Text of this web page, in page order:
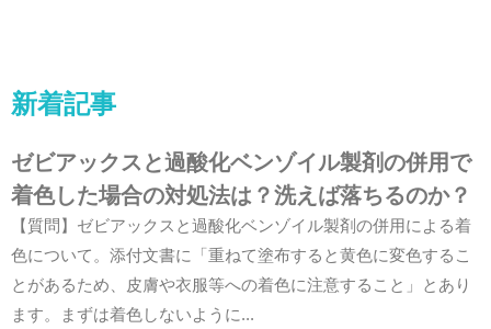
新着記事
ゼビアックスと過酸化ベンゾイル製剤の併用で
着色した場合の対処法は？洗えば落ちるのか？
【質問】ゼビアックスと過酸化ベンゾイル製剤の併用による着
色について。添付文書に「重ねて塗布すると黄色に変色するこ
とがあるため、皮膚や衣服等への着色に注意すること」とあり
ます。まずは着色しないように...